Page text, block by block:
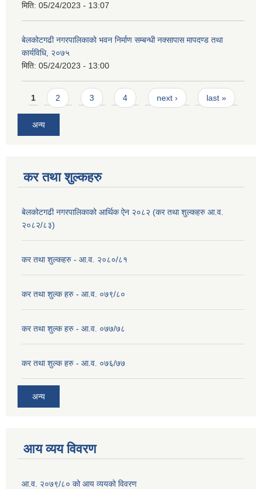
मिति: 05/24/2023 - 13:07
बेलकोटगढी नगरपालिकाको भवन निर्माण सम्बन्धी नक्सापास मापदण्ड तथा
कार्यविधि, २०७५
मिति: 05/24/2023 - 13:00
Pages
1 2 3 4 next › last »
अन्य
कर तथा शुल्कहरु
बेलकोटगढी नगरपालिकाको आर्थिक ऐन २०८२ (कर तथा शुल्कहरु आ.व.
२०८२/८३)
कर तथा शुल्कहरु - आ.व. २०८०/८१
कर तथा शुल्क हरु - आ.व. ०७९/८०
कर तथा शुल्क हरु - आ.व. ०७७/७८
कर तथा शुल्क हरु - आ.व. ०७६/७७
अन्य
आय व्यय विवरण
आ.व. २०७९/८० को आय व्ययको विवरण